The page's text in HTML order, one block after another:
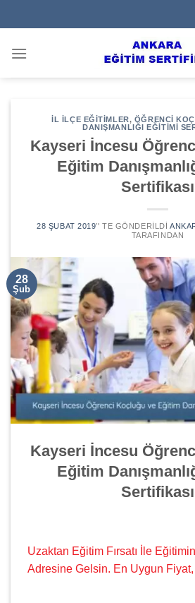
to
İL İLÇE EĞITIMLER, ÖĞRENCI
DANIŞMANLIĞI EĞITIMI
Kayseri İncesu
Eğitim
Sertifikası
28 ŞUBAT 2019’' TE GÖNDERILDI
TARAFINDAN
28
Şub
Kayseri İncesu
Eğitim
Sertifikası
Uzaktan Eğitim Fırsatı İle
Adresine Gelsin. En Uygun